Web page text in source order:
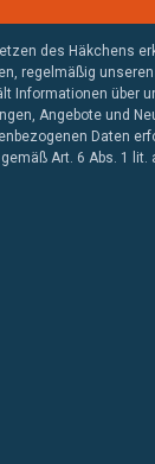
des Häkchens
regelmäßig
Informationen über
Angebote und
Daten
Art. 6 Abs. 1 lit.